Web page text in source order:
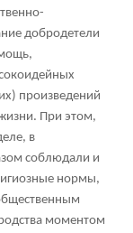
добродетели
произведений
При этом,
в
соблюдали и
нормы,
моментом